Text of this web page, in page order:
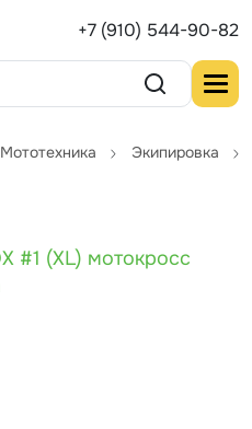
+7 (910) 544-90-82
Мототехника Экипировка